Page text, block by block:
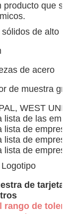
producto que
de alto
de acero
de muestra
WEST
lista de las
lista de
lista de
lista de
de tarjeta
rango de